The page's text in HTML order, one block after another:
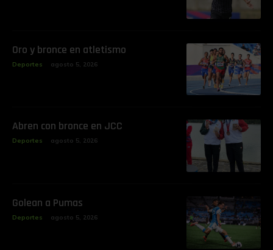
‎Oro y bronce en atletismo
Deportes agosto 5, 2026
‎Abren con bronce en JCC
Deportes agosto 5, 2026
Golean a Pumas
Deportes agosto 5, 2026